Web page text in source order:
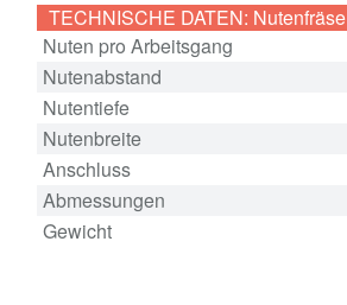
TECHNISCHE DATEN: Nutenfräse
Nuten pro Arbeitsgang
Nutenabstand
Nutentiefe
Nutenbreite
Anschluss
Abmessungen
Gewicht